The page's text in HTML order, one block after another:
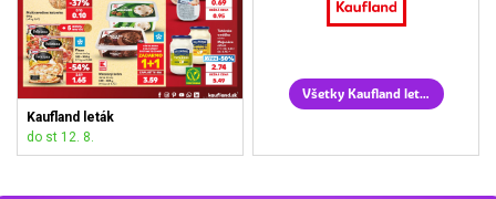
Kaufland leták
do st 12. 8.
Všetky Kaufland letáky